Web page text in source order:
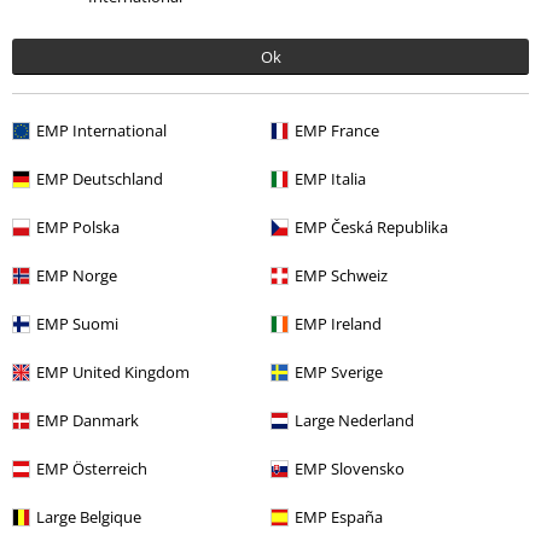
Ok
EMP International EMP France
EMP Deutschland EMP Italia
EMP Polska EMP Česká Republika
EMP Norge EMP Schweiz
EMP Suomi EMP Ireland
EMP United Kingdom EMP Sverige
EMP Danmark Large Nederland
EMP Österreich EMP Slovensko
Large Belgique EMP España
Valentina R.
Pubblicato in data: mercoledì, 20 marzo 2019
Carino!
fresco e "svolazzante" sulla gonna.